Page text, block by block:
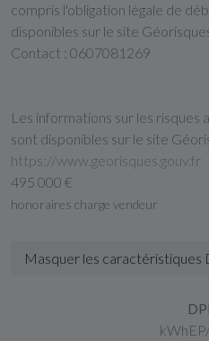
compris l'obligation légale de
disponibles sur le site
Contact : 0607081269
Les informations sur les risques
sont disponibles sur le site
https://www.georisques.gouv.fr
495 000 €
honoraires charge vendeur
Masquer les caractéristiques